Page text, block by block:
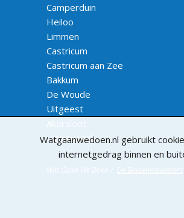
Camperduin
Heiloo
Limmen
Castricum
Castricum aan Zee
Bakkum
De Woude
Uitgeest
Akersloot
Heemskerk
Wat Gaan We Doen / De Bladenmaaksters
Watgaanwedoen.nl gebruikt
internetgedrag binnen en